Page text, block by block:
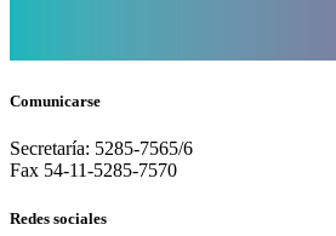
Comunicarse
Secretaría: 5285-7565/6
Fax 54-11-5285-7570
Redes sociales